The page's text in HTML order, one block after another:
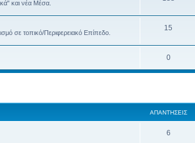
και νέα Μέσα.
σε τοπικό/Περιφερειακό Επίπεδο.
15
0
ΑΠΑΝΤΉΣΕΙΣ
6